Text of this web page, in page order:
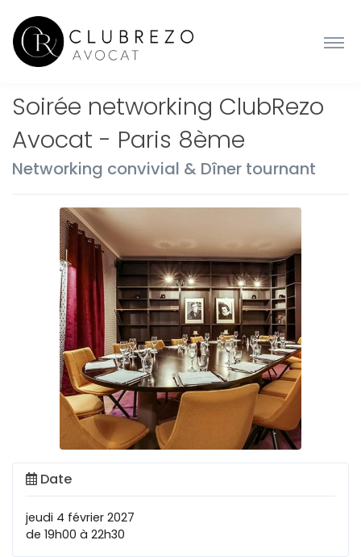
Soirée networking ClubRezo
Avocat - Paris 8ème
Networking convivial & Dîner tournant
Date
jeudi 4 février 2027
de 19h00 à 22h30